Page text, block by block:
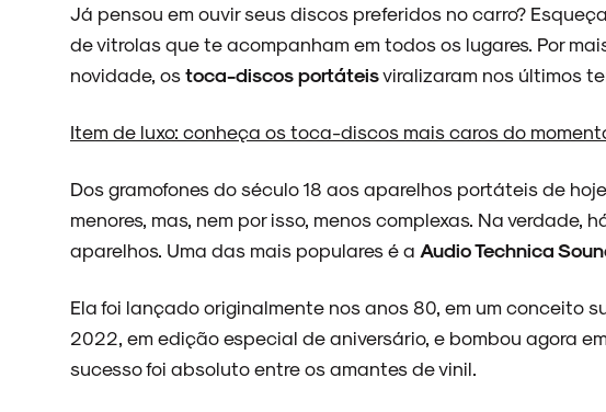
Já pensou em ouvir seus discos preferidos no carro?
de vitrolas que te acompanham em todos os lugares. Por
novidade, ostoca-discos portáteisviralizaram nos últimos
Item de luxo: conheça os toca-discos mais caros do
Dos gramofones do século 18 aos aparelhos portáteis de
menores, mas, nem por isso, menos complexas. Na verdade,
aparelhos. Uma das mais populares é a Audio Technica
Ela foi lançado originalmente nos anos 80, em um conceito
2022, em edição especial de aniversário, e bombou agora
sucesso foi absoluto entre os amantes de vinil.